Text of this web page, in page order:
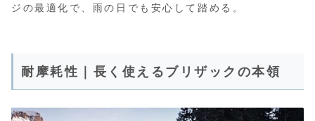
ジの最適化で、雨の日でも安心して踏める。
耐摩耗性｜長く使えるブリザックの本領